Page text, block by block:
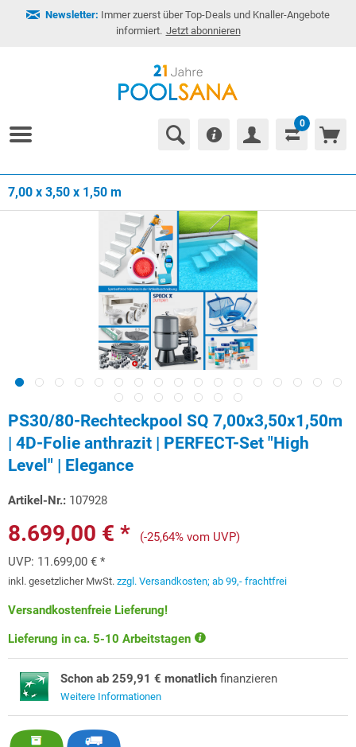
Newsletter: Immer zuerst über Top-Deals und Knaller-Angebote
informiert. Jetzt abonnieren
0
7,00 x 3,50 x 1,50 m
PS30/80-Rechteckpool SQ 7,00x3,50x1,50m
| 4D-Folie anthrazit | PERFECT-Set "High
Level" | Elegance
Artikel-Nr.: 107928
8.699,00 € *
(-25,64% vom UVP)
UVP: 11.699,00 € *
inkl. gesetzlicher MwSt. zzgl. Versandkosten; ab 99,- frachtfrei
Versandkostenfreie Lieferung!
Lieferung in ca. 5-10 Arbeitstagen
Schon ab 259,91 € monatlich finanzieren
Weitere Informationen